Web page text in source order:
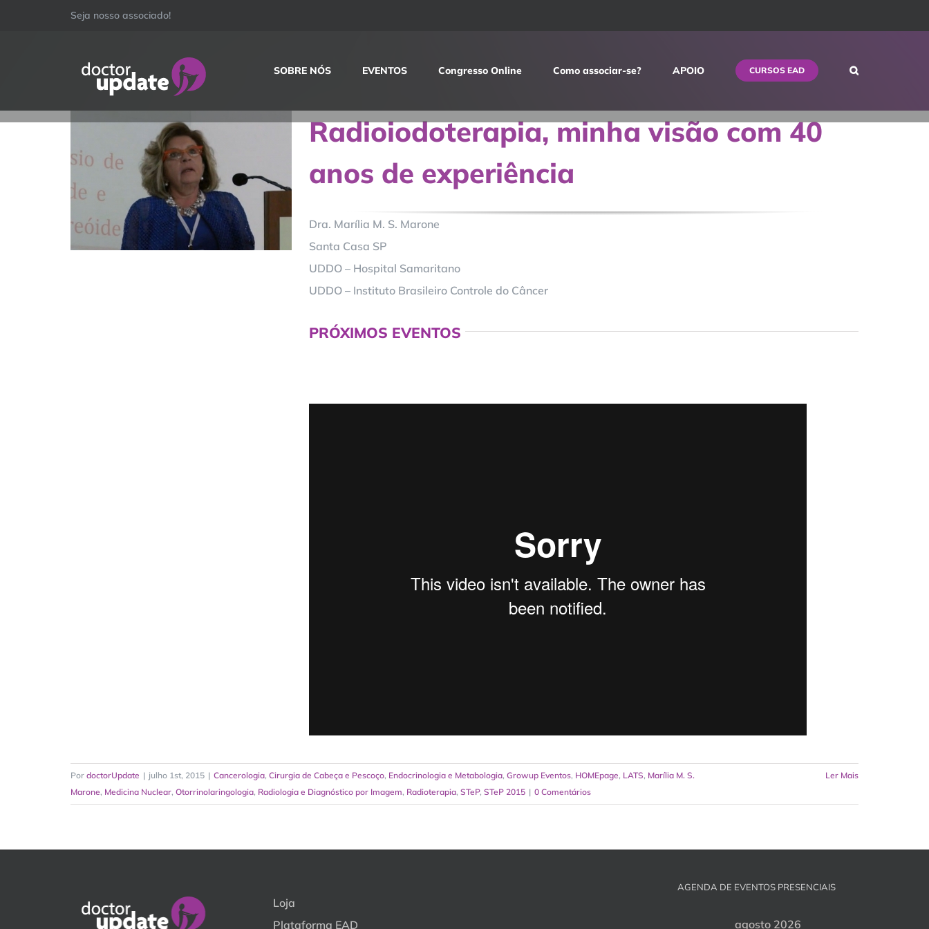
Seja nosso associado!
SOBRE NÓS EVENTOS Congresso Online Como associar-se? APOIO CURSOS EAD
Radioiodoterapia, minha visão com 40
anos de experiência
Dra. Marília M. S. Marone
Santa Casa SP
UDDO – Hospital Samaritano
UDDO – Instituto Brasileiro Controle do Câncer
PRÓXIMOS EVENTOS
Por doctorUpdate | julho 1st, 2015 | Cancerologia, Cirurgia de Cabeça e Pescoço, Endocrinologia e Metabologia, Growup Eventos, HOMEpage, LATS, Marília M. S.
Marone, Medicina Nuclear, Otorrinolaringologia, Radiologia e Diagnóstico por Imagem, Radioterapia, STeP, STeP 2015 | 0 Comentários
Ler Mais
Loja
Plataforma EAD
AGENDA DE EVENTOS PRESENCIAIS
agosto 2026